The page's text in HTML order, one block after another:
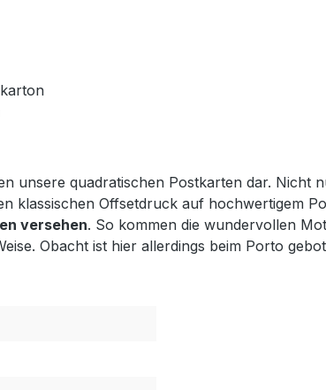
unsere quadratischen Postkarten dar. Nicht
klassischen Offsetdruck auf hochwertigem
versehen. So kommen die wundervollen
Obacht ist hier allerdings beim Porto